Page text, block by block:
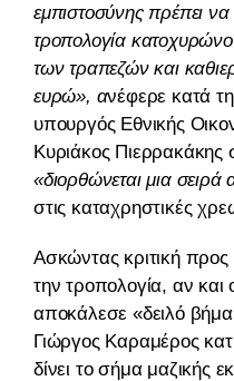
εμπιστοσύνης πρέπει
τροπολογία
των τραπεζών και
ευρώ», ανέφερε κατά
υπουργός Εθνικής
Κυριάκος Πιερρακάκης
«διορθώνεται μια σειρά
στις καταχρηστικές
Ασκώντας κριτική
την τροπολογία, αν και
αποκάλεσε «δειλό
Γιώργος Καραμέρος
δίνει το σήμα μαζικής